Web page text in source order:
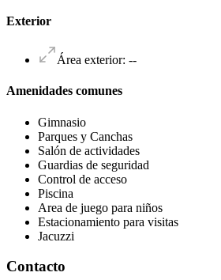
Exterior
Área exterior: --
Amenidades comunes
Gimnasio
Parques y Canchas
Salón de actividades
Guardias de seguridad
Control de acceso
Piscina
Area de juego para niños
Estacionamiento para visitas
Jacuzzi
Contacto